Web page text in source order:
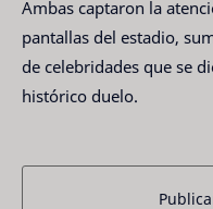
Ambas captaron la
pantallas del estadio,
de celebridades que se
histórico duelo.